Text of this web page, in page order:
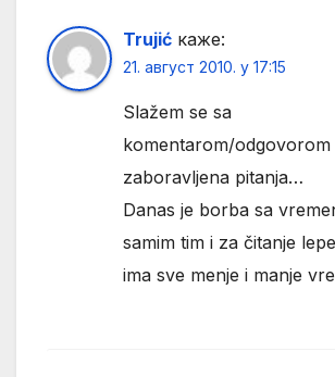
Trujić каже:
21. август 2010. у 17:15
Slažem se sa
komentarom/odgovorom
zaboravljena pitanja…
Danas je borba sa
samim tim i za čitanje
ima sve menje i manje